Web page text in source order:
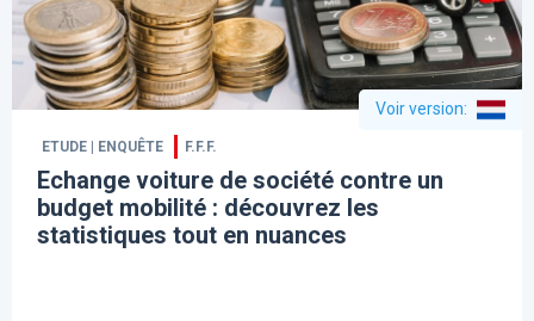
Voir version:
ETUDE | ENQUÊTE F.F.F.
Echange voiture de société contre un
budget mobilité : découvrez les
statistiques tout en nuances